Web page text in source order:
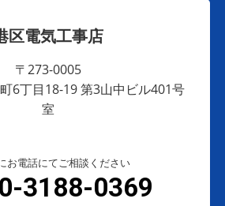
区電気工事店
〒273-0005
6丁目18-19 第3山中ビル401号
室
お電話にてご相談ください
3188-0369